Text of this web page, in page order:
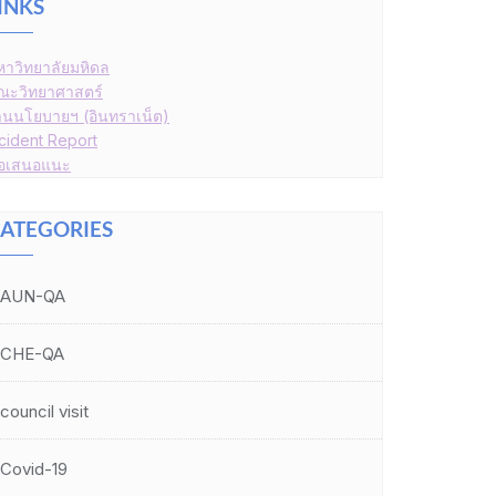
าวิทยาลัยมหิดล
ะวิทยาศาสตร์
นนโยบายฯ (อินทราเน็ต)
Report
เสนอแนะ
AUN-QA
CHE-QA
council visit
Covid-19